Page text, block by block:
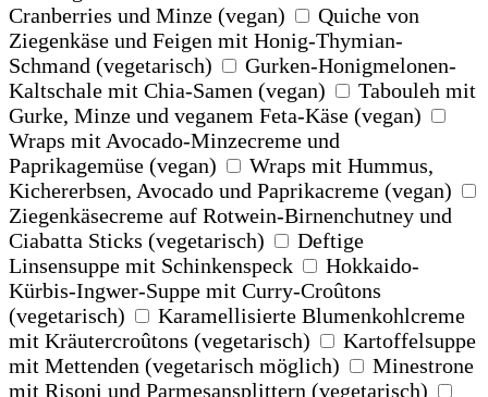
Cranberries und Minze (vegan)
Quiche von
Ziegenkäse und Feigen mit Honig-Thymian-
Schmand (vegetarisch)
Gurken-Honigmelonen-
Kaltschale mit Chia-Samen (vegan)
Tabouleh mit
Gurke, Minze und veganem Feta-Käse (vegan)
Wraps mit Avocado-Minzecreme und
Paprikagemüse (vegan)
Wraps mit Hummus,
Kichererbsen, Avocado und Paprikacreme (vegan)
Ziegenkäsecreme auf Rotwein-Birnenchutney und
Ciabatta Sticks (vegetarisch)
Deftige
Linsensuppe mit Schinkenspeck
Hokkaido-
Kürbis-Ingwer-Suppe mit Curry-Croûtons
(vegetarisch)
Karamellisierte Blumenkohlcreme
mit Kräutercroûtons (vegetarisch)
Kartoffelsuppe
mit Mettenden (vegetarisch möglich)
Minestrone
mit Risoni und Parmesansplittern (vegetarisch)